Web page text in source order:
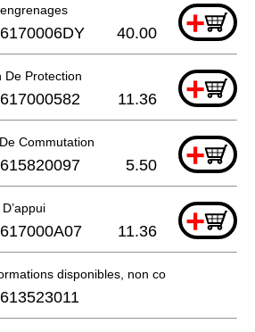
+
40.00
De Protection +
11.36
Commutation +
5.50
+
11.36
disponibles, non commandable